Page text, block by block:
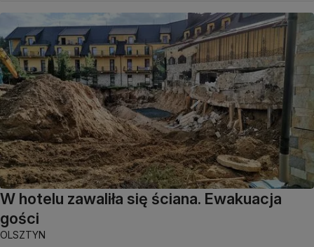
W hotelu zawaliła się ściana. Ewakuacja
gości
OLSZTYN